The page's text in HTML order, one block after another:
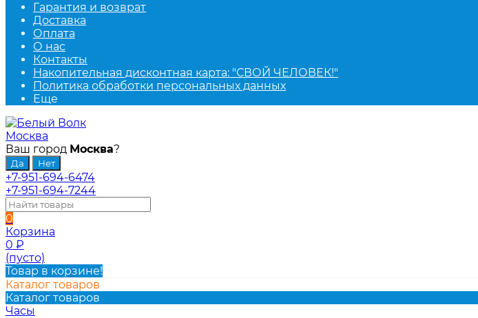
Гарантия и возврат
Доставка
Оплата
О нас
Контакты
Накопительная дисконтная карта: "СВОЙ ЧЕЛОВЕК!"
Политика обработки персональных данных
Еще
Москва
Ваш город Москва?
+7-951-694-6474
+7-951-694-7244
0
Корзина
0 ₽
(пусто)
Товар в корзине!
Каталог товаров
Каталог товаров
Часы